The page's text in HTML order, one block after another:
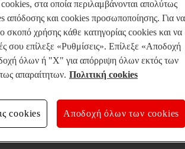
στα οποία περιλαμβάνονται απολύτως
απόδοσης και cookies προσωποποίησης. Για να
σκοπό χρήσης κάθε κατηγορίας cookies και να
σου επίλεξε «Ρυθμίσεις». Επίλεξε «Αποδοχή
όλων ή "X" για απόρριψη όλων εκτός των
απαραίτητων. Πολιτική cookies
cookies Αποδοχή όλων των cookies